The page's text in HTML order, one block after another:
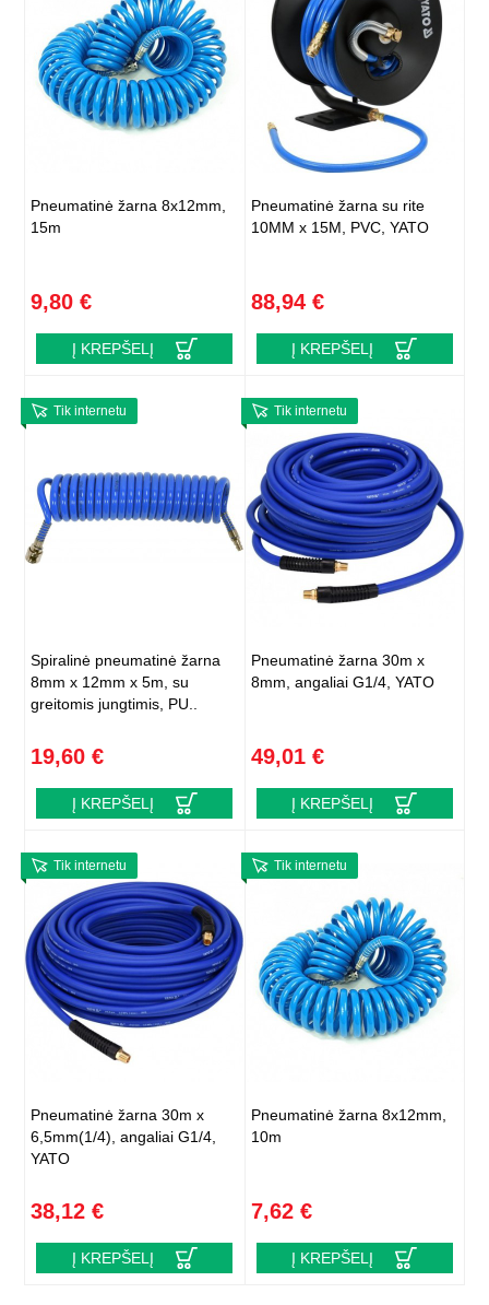
Pneumatinė žarna 8x12mm,
15m
9,80 €
Į KREPŠELĮ
Pneumatinė žarna su rite
10MM x 15M, PVC, YATO
88,94 €
Į KREPŠELĮ
Tik internetu
Spiralinė pneumatinė žarna
8mm x 12mm x 5m, su
greitomis jungtimis, PU..
19,60 €
Į KREPŠELĮ
Tik internetu
Pneumatinė žarna 30m x
8mm, angaliai G1/4, YATO
49,01 €
Į KREPŠELĮ
Tik internetu
Pneumatinė žarna 30m x
6,5mm(1/4), angaliai G1/4,
YATO
38,12 €
Į KREPŠELĮ
Tik internetu
Pneumatinė žarna 8x12mm,
10m
7,62 €
Į KREPŠELĮ